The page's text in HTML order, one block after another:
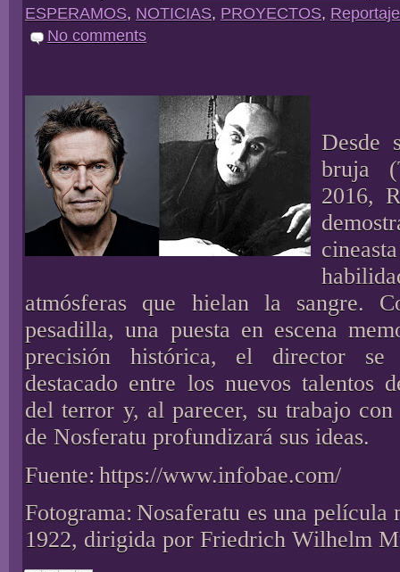
ESPERAMOS, NOTICIAS, PROYECTOS,
No comments
Desde
bruja
2016,
atmósferas que hielan la sangre.
pesadilla, una puesta en escena
precisión histórica, el director
destacado entre los nuevos talentos
del terror y, al parecer, su trabajo
de Nosferatu profundizará sus ideas.
Fuente: https://www.infobae.com/
Fotograma: Nosaferatu es una película
1922, dirigida por Friedrich Wilhelm